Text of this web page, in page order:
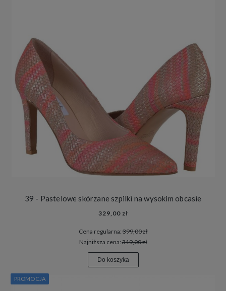
39 - Pastelowe skórzane szpilki na wysokim obcasie
329,00 zł
Cena regularna:399,00 zł
Najniższa cena:319,00 zł
Do koszyka
PROMOCJA